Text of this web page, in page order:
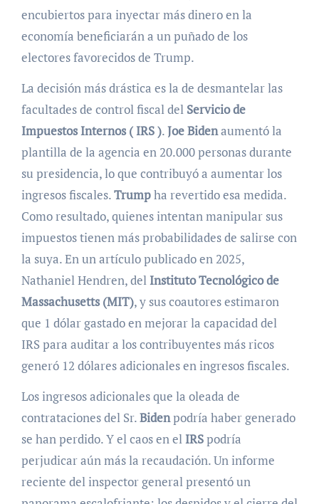
encubiertos para inyectar más dinero en la
economía beneficiarán a un puñado de los
electores favorecidos de Trump.
La decisión más drástica es la de desmantelar las
facultades de control fiscal del Servicio de
Impuestos Internos ( IRS ).Joe Bidenaumentó la
plantilla de la agencia en 20.000 personas durante
su presidencia, lo que contribuyó a aumentar los
ingresos fiscales.Trumpha revertido esa medida.
Como resultado, quienes intentan manipular sus
impuestos tienen más probabilidades de salirse con
la suya. En un artículo publicado en 2025,
Nathaniel Hendren, del Instituto Tecnológico de
Massachusetts (MIT), y sus coautores estimaron
que 1 dólar gastado en mejorar la capacidad del
IRS para auditar a los contribuyentes más ricos
generó 12 dólares adicionales en ingresos fiscales.
Los ingresos adicionales que la oleada de
contrataciones del Sr.Bidenpodría haber generado
se han perdido. Y el caos en el IRSpodría
perjudicar aún más la recaudación. Un informe
reciente del inspector general presentó un